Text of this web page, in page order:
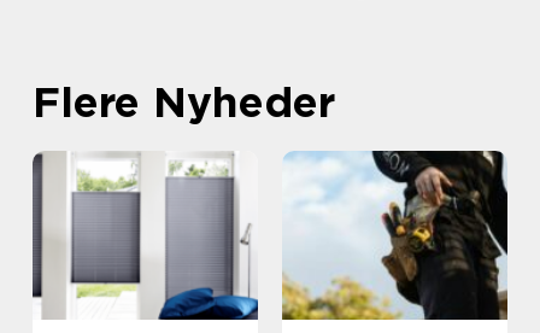
Flere Nyheder